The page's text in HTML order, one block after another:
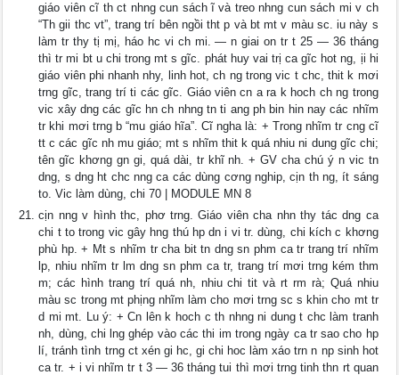
giáo viên cĩ th ct nhng cun sách ĩ và treo nhng cun sách mi v ch
“Th gii thc vt”, trang trí bên ngồi tht p và bt mt v màu sc. iu này s
làm tr thy tị mị, háo hc vi ch mi. — n giai on tr t 25 — 36 tháng
thì tr mi bt u chi trong mt s gĩc. phát huy vai trị ca gĩc hot ng, ịi hi
giáo viên phi nhanh nhy, linh hot, ch ng trong vic t chc, thit k mơi
trng gĩc, trang trí ti các gĩc. Giáo viên cn a ra k hoch ch ng trong
vic xây dng các gĩc hn ch nhng tn ti ang ph bin hin nay các nhĩm
tr khi mơi trng b “mu giáo hĩa”. Cĩ ngha là: + Trong nhĩm tr cng cĩ
tt c các gĩc nh mu giáo; mt s nhĩm thit k quá nhiu ni dung gĩc chi;
tên gĩc khơng gn gi, quá dài, tr khĩ nh. + GV cha chú ý n vic tn
dng, s dng ht chc nng ca các dùng cơng nghip, cịn th ng, ít sáng
to. Vic làm dùng, chi 70 | MODULE MN 8
cịn nng v hình thc, phơ trng. Giáo viên cha nhn thy tác dng ca
chi t to trong vic gây hng thú hp dn i vi tr. dùng, chi kích c khơng
phù hp. + Mt s nhĩm tr cha bit tn dng sn phm ca tr trang trí nhĩm
lp, nhiu nhĩm tr lm dng sn phm ca tr, trang trí mơi trng kém thm
m; các hình trang trí quá nh, nhiu chi tit và rt rm rà; Quá nhiu
màu sc trong mt phịng nhĩm làm cho mơi trng sc s khin cho mt tr
d mi mt. Lu ý: + Cn lên k hoch c th nhng ni dung t chc làm tranh
nh, dùng, chi lng ghép vào các thi im trong ngày ca tr sao cho hp
lí, tránh tình trng ct xén gi hc, gi chi hoc làm xáo trn n np sinh hot
ca tr. + i vi nhĩm tr t 3 — 36 tháng tui thì mơi trng tinh thn rt quan